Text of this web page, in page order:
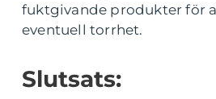
fuktgivande produkter för
eventuell torrhet.
Slutsats: